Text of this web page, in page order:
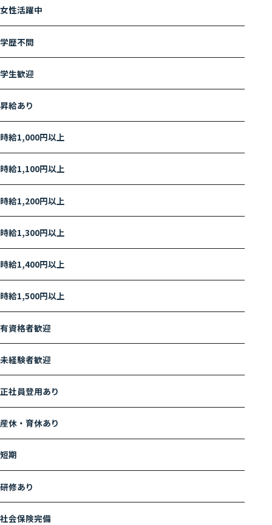
女性活躍中
学歴不問
学生歓迎
昇給あり
時給1,000円以上
時給1,100円以上
時給1,200円以上
時給1,300円以上
時給1,400円以上
時給1,500円以上
有資格者歓迎
未経験者歓迎
正社員登用あり
産休・育休あり
短期
研修あり
社会保険完備